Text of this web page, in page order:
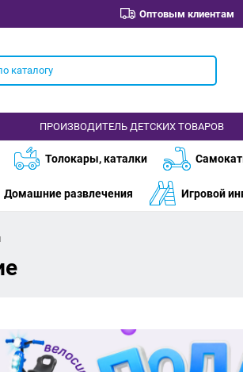
Оптовым клиентам
ПРОИЗВОДИТЕЛЬ ДЕТСКИХ ТОВАРОВ
Толокары, каталки
Домашние развлечения Игровой